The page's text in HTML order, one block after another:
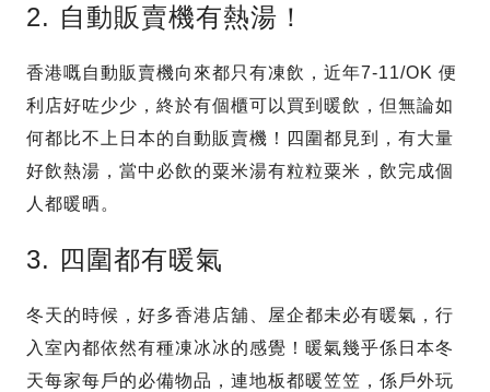
2. 自動販賣機有熱湯！
香港嘅自動販賣機向來都只有凍飲，近年7-11/OK 便
利店好咗少少，終於有個櫃可以買到暖飲，但無論如
何都比不上日本的自動販賣機！四圍都見到，有大量
好飲熱湯，當中必飲的粟米湯有粒粒粟米，飲完成個
人都暖晒。
3. 四圍都有暖氣
冬天的時候，好多香港店舖、屋企都未必有暖氣，行
入室內都依然有種凍冰冰的感覺！暖氣幾乎係日本冬
天每家每戶的必備物品，連地板都暖笠笠，係戶外玩